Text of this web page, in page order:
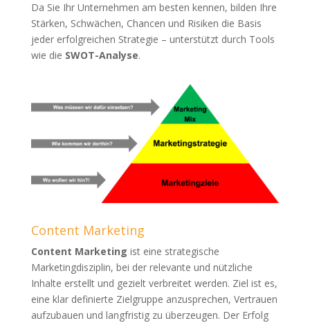
Da Sie Ihr Unternehmen am besten kennen, bilden Ihre
Stärken, Schwächen, Chancen und Risiken die Basis
jeder erfolgreichen Strategie – unterstützt durch Tools
wie die SWOT-Analyse.
Content Marketing
Content Marketing ist eine strategische
Marketingdisziplin, bei der relevante und nützliche
Inhalte erstellt und gezielt verbreitet werden. Ziel ist es,
eine klar definierte Zielgruppe anzusprechen, Vertrauen
aufzubauen und langfristig zu überzeugen. Der Erfolg